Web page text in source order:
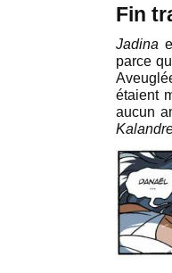
Fin
Jadina
parce
étaient
aucun